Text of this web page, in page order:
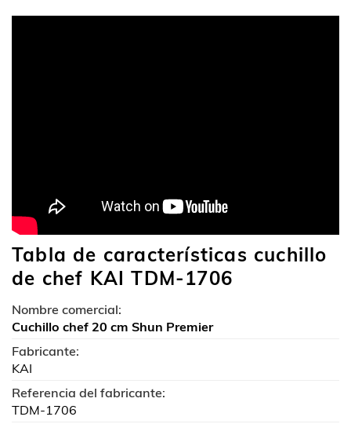
Tabla de características cuchillo
de chef KAI TDM-1706
Nombre comercial:
Cuchillo chef 20 cm Shun Premier
Fabricante:
KAI
Referencia del fabricante:
TDM-1706